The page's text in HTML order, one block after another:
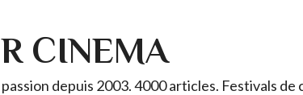
CINEMA
depuis 2003. 4000 articles. Festivals